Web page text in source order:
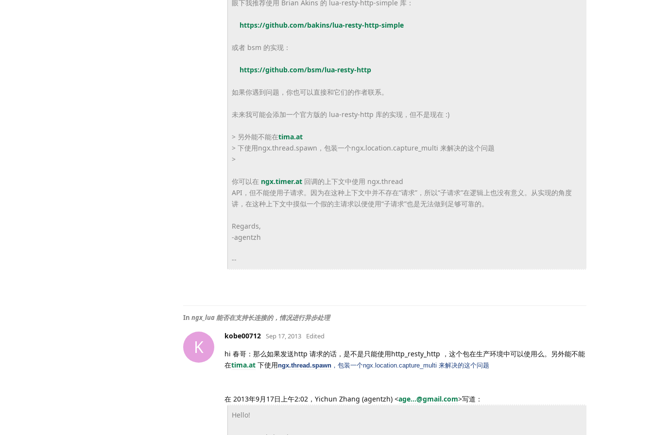
眼下我推荐使用 Brian Akins 的 lua-resty-http-simple 库：
https://github.com/bakins/lua-resty-http-simple
或者 bsm 的实现：
https://github.com/bsm/lua-resty-http
如果你遇到问题，你也可以直接和它们的作者联系。
未来我可能会添加一个官方版的 lua-resty-http 库的实现，但不是现在 :)
> 另外能不能在tima.at
> 下使用ngx.thread.spawn，包装一个ngx.location.capture_multi 来解决的这个问题
>
你可以在 ngx.timer.at回调的上下文中使用 ngx.thread
API，但不能使用子请求。因为在这种上下文中并不存在“请求”，所以“子请求”在逻辑上也没有意义。从实现的角度
讲，在这种上下文中摸似一个假的主请求以便使用“子请求”也是无法做到足够可靠的。
Regards,
-agentzh
--
In ngx_lua 能否在支持长连接的，情况进行异步处理
K
kobe00712 Sep 17, 2013 Edited
hi 春哥：那么如果发送http 请求的话，是不是只能使用http_resty_http ，这个包在生产环境中可以使用么。另外能不能
在tima.at 下使用ngx.thread.spawn ，包装一个ngx.location.capture_multi 来解决的这个问题
在 2013年9月17日上午2:02，Yichun Zhang (agentzh) <age...@gmail.com>写道：
Hello!